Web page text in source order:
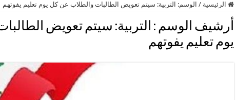
الرئيسية / الوسم: التربية: سيتم تعويض الطالبات والطلاب عن كل يوم تعليم يفوتهم
أرشيف الوسم : التربية: سيتم تعويض
يوم تعليم يفوتهم